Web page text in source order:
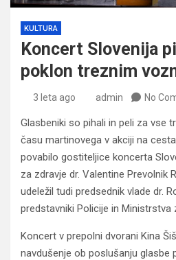
KULTURA
Koncert Slovenija
poklon treznim
3 leta ago admin No
Glasbeniki so pihali in peli za vse
času martinovega v akciji na
povabilo gostiteljice koncerta
za zdravje dr. Valentine Prevolnik
udeležil tudi predsednik vlade dr.
predstavniki Policije in Ministrstva
Koncert v prepolni dvorani Kina
navdušenje ob poslušanju glasbe